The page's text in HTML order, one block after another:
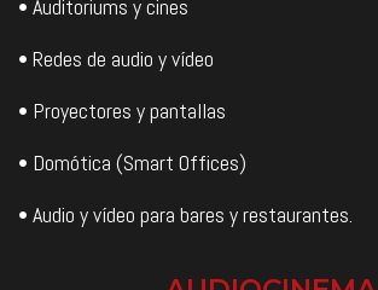
• Auditoriums y cines
• Redes de audio y vídeo
• Proyectores y pantallas
• Domótica (Smart Offices)
• Audio y vídeo para bares y restaurantes.